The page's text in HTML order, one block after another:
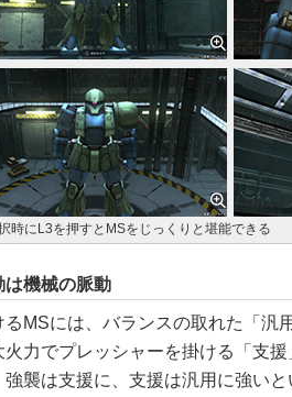
時にL3を押すとMSをじっくりと堪能できる
は機械の脈動
MSには、バランスの取れた「汎
力でプレッシャーを掛ける「支
強襲は支援に、支援は汎用に強い